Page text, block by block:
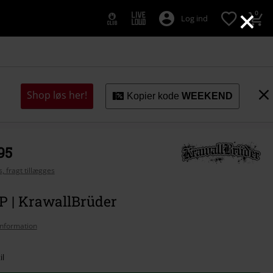
×
Log ind 0
Shop løs her! Kopier kode WEEKEND
fragt tillægges
| KrawallBrüder